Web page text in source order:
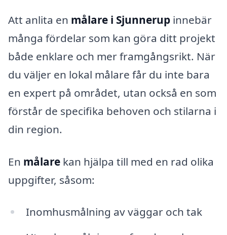
Att anlita en målare i Sjunnerup innebär
många fördelar som kan göra ditt projekt
både enklare och mer framgångsrikt. När
du väljer en lokal målare får du inte bara
en expert på området, utan också en som
förstår de specifika behoven och stilarna i
din region.
En målare kan hjälpa till med en rad olika
uppgifter, såsom:
Inomhusmålning av väggar och tak